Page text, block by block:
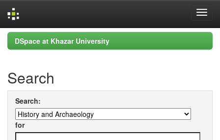
Skip
navigation
DSpace at Khazar University
Search
Search:
for